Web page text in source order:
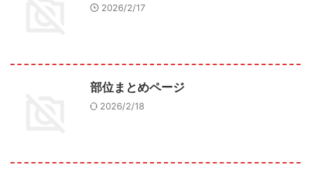
2026/2/17
部位まとめページ
2026/2/18